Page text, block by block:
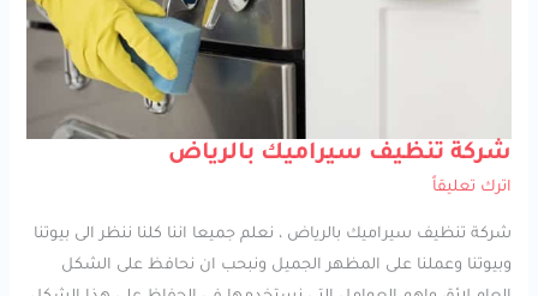
شركة تنظيف سيراميك بالرياض
اترك تعليقاً
شركة تنظيف سيراميك بالرياض ، نعلم جميعا اننا كلنا ننظر الى بيوتنا
وبيوتنا وعملنا على المظهر الجميل ونبحب ان نحافظ على الشكل
شركة
تنظيف
سيراميك
بالرياض